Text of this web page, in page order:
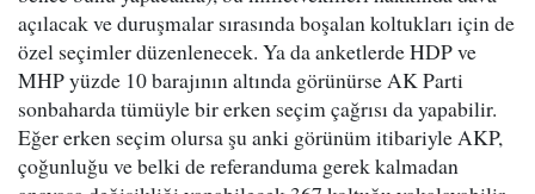
açılacak ve duruşmalar sırasında boşalan koltukları için de
özel seçimler düzenlenecek. Ya da anketlerde HDP ve
MHP yüzde 10 barajının altında görünürse AK Parti
sonbaharda tümüyle bir erken seçim çağrısı da yapabilir.
Eğer erken seçim olursa şu anki görünüm itibariyle AKP,
çoğunluğu ve belki de referanduma gerek kalmadan